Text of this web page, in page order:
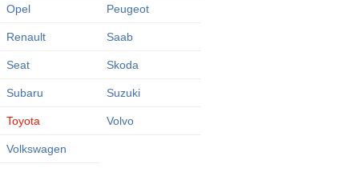
Opel Peugeot
Renault Saab
Seat Skoda
Subaru Suzuki
Toyota Volvo
Volkswagen